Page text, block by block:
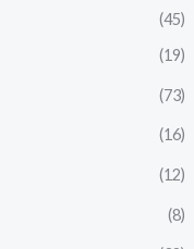
(45)
(19)
(73)
(16)
(12)
(8)